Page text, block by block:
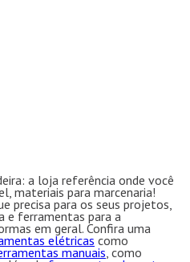
a loja referência onde você
materiais para marcenaria!
precisa para os seus projetos,
e ferramentas para a
em geral. Confira uma
elétricas como
manuais, como